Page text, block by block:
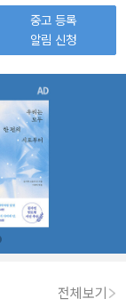
중고 등록
알림 신청
전체보기